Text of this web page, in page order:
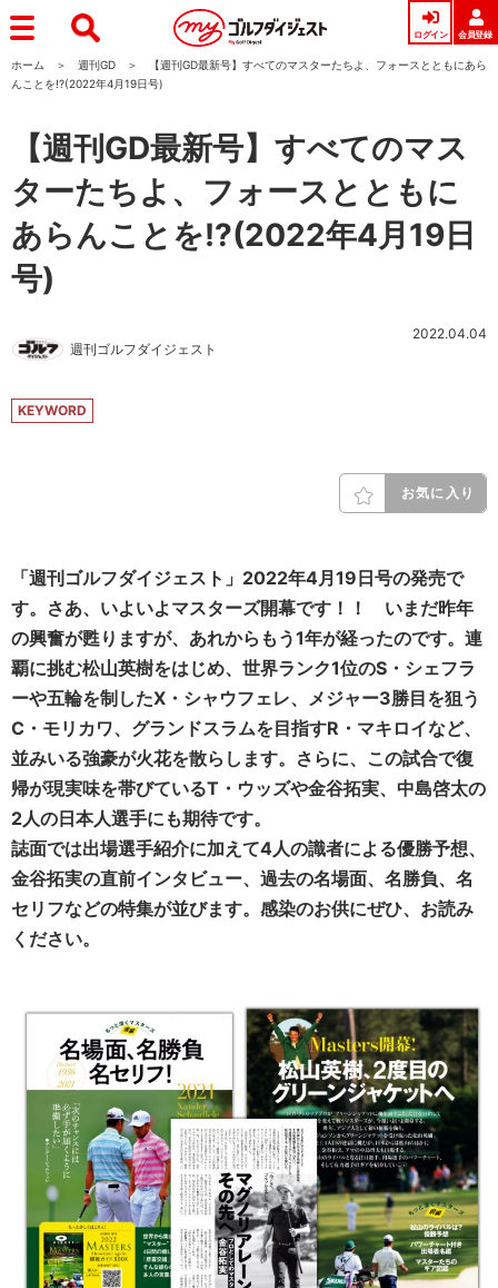
ログイン 会員登録
ホーム 週刊GD
【週刊GD最新号】すべてのマスターたちよ、フォースとともにあら
んことを!?(2022年4月19日号)
【週刊GD最新号】すべてのマス
ターたちよ、フォースとともに
あらんことを!?(2022年4月19日
号)
週刊ゴルフダイジェスト
2022.04.04
KEYWORD
お気に入り
「週刊ゴルフダイジェスト」2022年4月19日号の発売で
す。さあ、いよいよマスターズ開幕です！！ いまだ昨年
の興奮が甦りますが、あれからもう1年が経ったのです。連
覇に挑む松山英樹をはじめ、世界ランク1位のS・シェフラ
ーや五輪を制したX・シャウフェレ、メジャー3勝目を狙う
C・モリカワ、グランドスラムを目指すR・マキロイなど、
並みいる強豪が火花を散らします。さらに、この試合で復
帰が現実味を帯びているT・ウッズや金谷拓実、中島啓太の
2人の日本人選手にも期待です。
誌面では出場選手紹介に加えて4人の識者による優勝予想、
金谷拓実の直前インタビュー、過去の名場面、名勝負、名
セリフなどの特集が並びます。感染のお供にぜひ、お読み
ください。